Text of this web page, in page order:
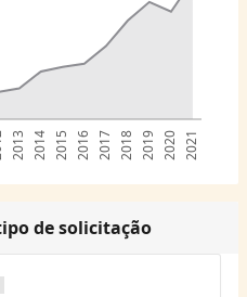
2013 2014 2015 2016 2017 2018 2019 2020 2021
de solicitação